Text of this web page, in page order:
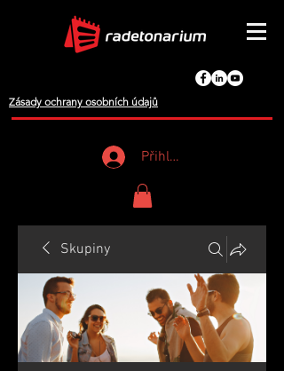
Zásady ochrany osobních údajů
Přihlášení
Skupiny